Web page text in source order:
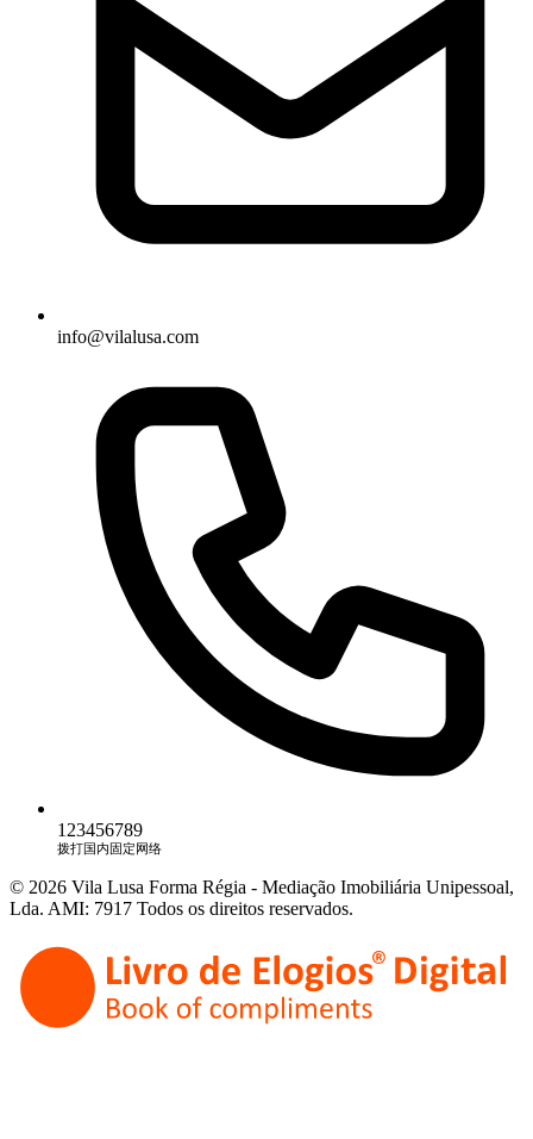
info@vilalusa.com
123456789
拨打国内固定网络
© 2026 Vila Lusa Forma Régia - Mediação Imobiliária Unipessoal,
Lda. AMI: 7917 Todos os direitos reservados.